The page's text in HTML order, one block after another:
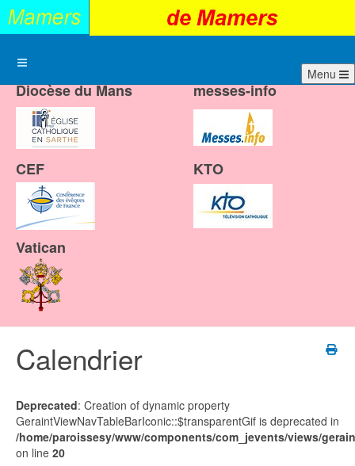
Menu
Diocèse du Mans messes-info
CEF KTO
Vatican
Calendrier
Deprecated: Creation of dynamic property
GeraintViewNavTableBarIconic::$transparentGif is deprecated in
/home/paroissesy/www/components/com_jevents/views/
on line 20